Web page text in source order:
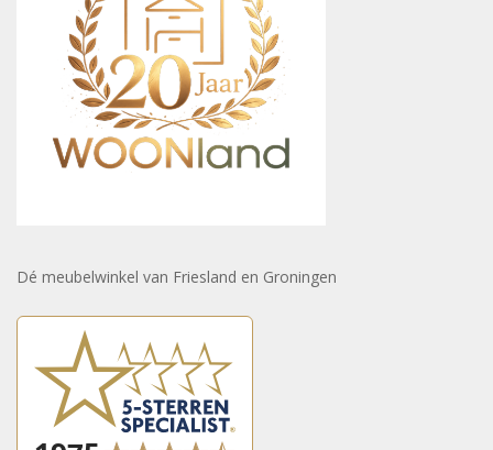
Dé meubelwinkel van Friesland en Groningen